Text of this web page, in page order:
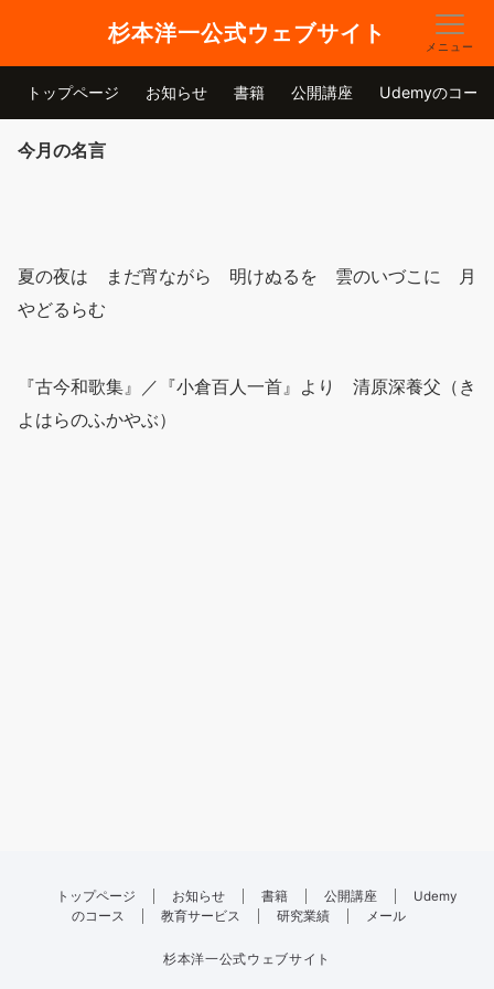
杉本洋一公式ウェブサイト メニュー
トップページ お知らせ 書籍 公開講座 Udemyのコース
今月の名言
夏の夜は まだ宵ながら 明けぬるを 雲のいづこに 月
やどるらむ
『古今和歌集』／『小倉百人一首』より 清原深養父（き
よはらのふかやぶ）
トップページ お知らせ 書籍 公開講座
Udemy
のコース
教育サービス 研究業績 メール
杉本洋一公式ウェブサイト